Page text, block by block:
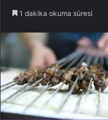
1 dakika okuma süresi